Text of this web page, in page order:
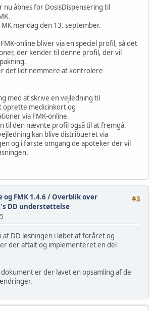
nu åbnes for DosisDispensering til
mandag den 13. september.
online bliver via en speciel profil, så det
der kender til denne profil, der vil
det lidt nemmere at kontrolere
med at skrive en vejledning til
oprette medicinkort og
via FMK-online.
til den nævnte profil også til at fremgå.
kan blive distribueret via
og i første omgang de apoteker der vil
#3
FMK 1.4.6/Overblik over
DD understøttelse
af DD løsningen i løbet af foråret og
der aftalt og implementeret en del
er der lavet en opsamling af de